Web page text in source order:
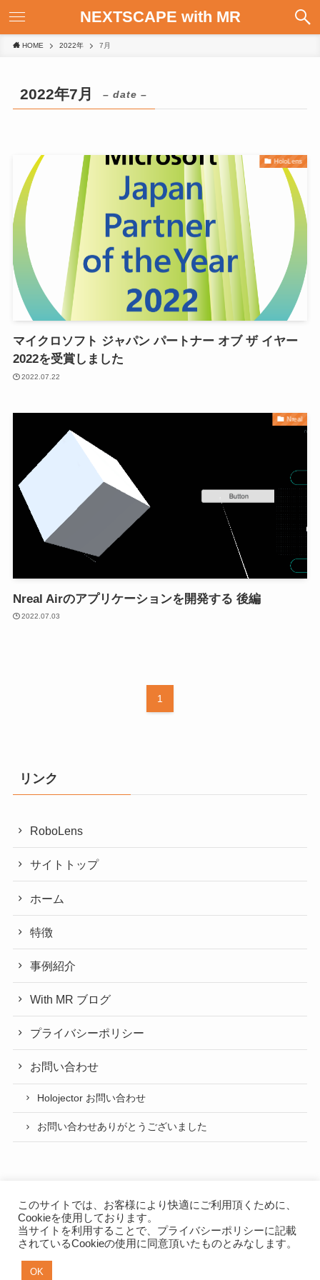
NEXTSCAPE with MR
HOME 2022年 7月
2022年7月 – date –
HoloLens
マイクロソフト ジャパン パートナー オブ ザ イヤー
2022を受賞しました
2022.07.22
Nreal
Nreal Airのアプリケーションを開発する 後編
2022.07.03
1
リンク
RoboLens
サイトトップ
ホーム
特徴
事例紹介
With MR ブログ
プライバシーポリシー
お問い合わせ
Holojector お問い合わせ
お問い合わせありがとうございました
プライバシーポリシー
このサイトでは、お客様により快適にご利用頂くために、
Cookieを使用しております。
当サイトを利用することで、 プライバシーポリシーに記載
されているCookieの使用に同意頂いたものとみなします。
OK